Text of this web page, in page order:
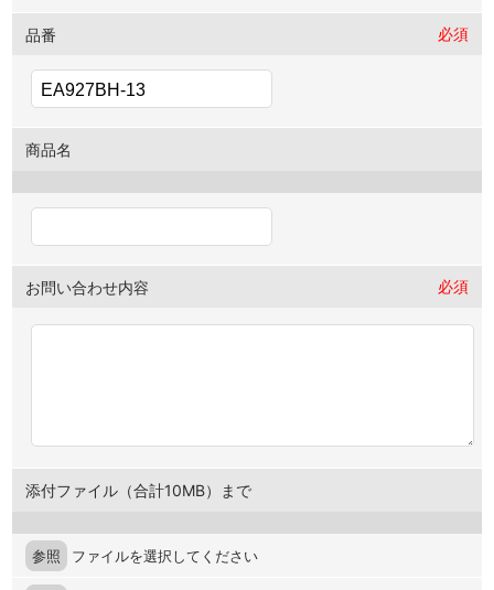
品番 必須
商品名
お問い合わせ内容 必須
添付ファイル（合計10MB）まで
参照 ファイルを選択してください